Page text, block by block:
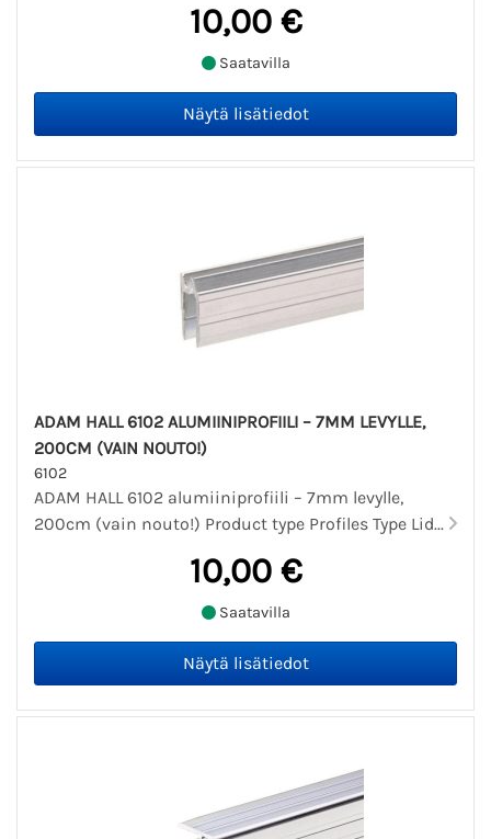
10,00 €
Saatavilla
ADAM HALL 6102 ALUMIINIPROFIILI – 7MM LEVYLLE,
200CM (VAIN NOUTO!)
6102
ADAM HALL 6102 alumiiniprofiili – 7mm levylle,
200cm (vain nouto!) Product type Profiles Type Lid...
10,00 €
Saatavilla